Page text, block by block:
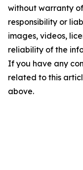
without warranty
responsibility or
images, videos,
reliability of the
If you have any
related to this
above.